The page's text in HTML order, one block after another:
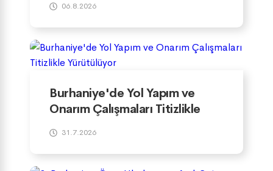
06.8.2026
Burhaniye'de Yol Yapım ve
Onarım Çalışmaları Titizlikle
Yürütülüyor
31.7.2026